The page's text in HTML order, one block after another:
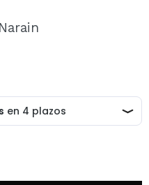
podrás realizar
el estado de tus
anteriores.